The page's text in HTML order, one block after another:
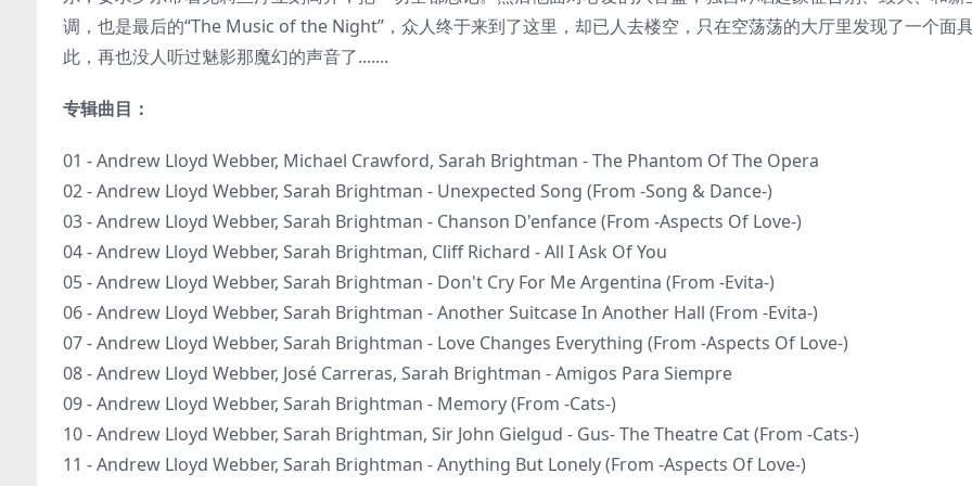
调，也是最后的“The Music of the Night”，众人终于来到了这里，却已人去楼空，只在空荡荡的大厅里发现了一个面
此，再也没人听过魅影那魔幻的声音了.......
专辑曲目：
01 - Andrew Lloyd Webber, Michael Crawford, Sarah Brightman - The Phantom Of The Opera
02 - Andrew Lloyd Webber, Sarah Brightman - Unexpected Song (From -Song & Dance-)
03 - Andrew Lloyd Webber, Sarah Brightman - Chanson D'enfance (From -Aspects Of Love-)
04 - Andrew Lloyd Webber, Sarah Brightman, Cliff Richard - All I Ask Of You
05 - Andrew Lloyd Webber, Sarah Brightman - Don't Cry For Me Argentina (From -Evita-)
06 - Andrew Lloyd Webber, Sarah Brightman - Another Suitcase In Another Hall (From -Evita-)
07 - Andrew Lloyd Webber, Sarah Brightman - Love Changes Everything (From -Aspects Of Love-)
08 - Andrew Lloyd Webber, José Carreras, Sarah Brightman - Amigos Para Siempre
09 - Andrew Lloyd Webber, Sarah Brightman - Memory (From -Cats-)
10 - Andrew Lloyd Webber, Sarah Brightman, Sir John Gielgud - Gus- The Theatre Cat (From -Cats-)
11 - Andrew Lloyd Webber, Sarah Brightman - Anything But Lonely (From -Aspects Of Love-)